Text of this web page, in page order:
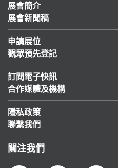
展會簡介
展會新聞稿
申請展位
觀眾預先登記
訂閱電子快訊
合作媒體及機構
隱私政策
聯繫我們
關注我們